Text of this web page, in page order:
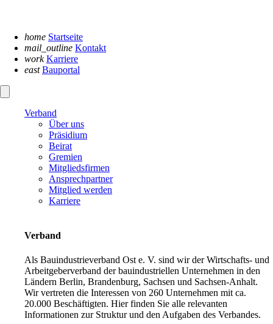
home Startseite
mail_outline Kontakt
work Karriere
east Bauportal
Verband
Über uns
Präsidium
Beirat
Gremien
Mitgliedsfirmen
Ansprechpartner
Mitglied werden
Karriere
Verband
Als Bauindustrieverband Ost e. V. sind wir der Wirtschafts- und
Arbeitgeberverband der bauindustriellen Unternehmen in den
Ländern Berlin, Brandenburg, Sachsen und Sachsen-Anhalt.
Wir vertreten die Interessen von 260 Unternehmen mit ca.
20.000 Beschäftigten. Hier finden Sie alle relevanten
Informationen zur Struktur und den Aufgaben des Verbandes.